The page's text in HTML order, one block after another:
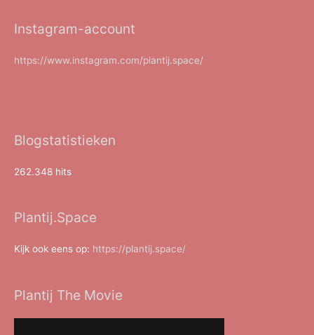
Instagram-account
https://www.instagram.com/plantij.space/
Blogstatistieken
262.348 hits
Plantij.Space
Kijk ook eens op: https://plantij.space/
Plantij The Movie